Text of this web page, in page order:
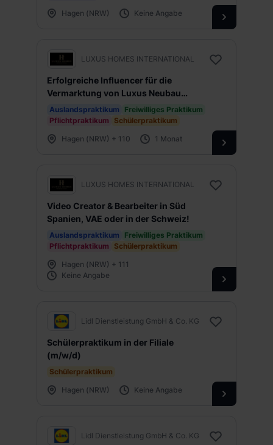
Hagen (NRW)
Keine Angabe
LUXUS HOMES INTERNATIONAL
Erfolgreiche Influencer für die
Vermarktung von Luxus Neubau
Immobilien!
Auslandspraktikum
Freiwilliges Praktikum
Pflichtpraktikum
Schülerpraktikum
Hagen (NRW) + 110
1 Monat
LUXUS HOMES INTERNATIONAL
Video Creator & Bearbeiter in Süd
Spanien, VAE oder in der Schweiz!
Auslandspraktikum
Freiwilliges Praktikum
Pflichtpraktikum
Schülerpraktikum
Hagen (NRW) + 111
Keine Angabe
Lidl Dienstleistung GmbH & Co. KG
Schülerpraktikum in der Filiale
(m/w/d)
Schülerpraktikum
Hagen (NRW)
Keine Angabe
Lidl Dienstleistung GmbH & Co. KG